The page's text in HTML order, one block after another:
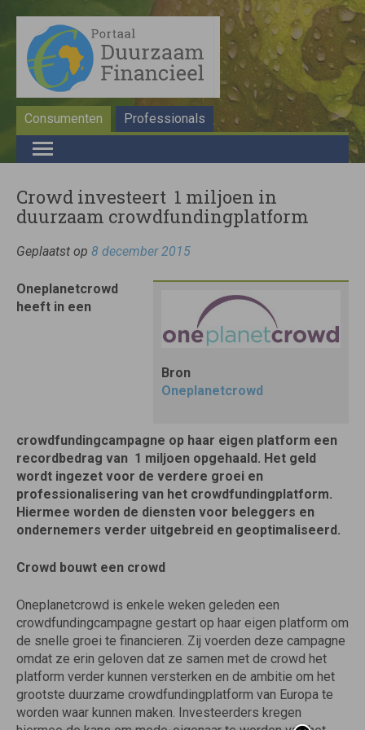
Consumenten Professionals
Crowd investeert  1 miljoen in
duurzaam crowdfundingplatform
Geplaatst op 8 december 2015
Bron
Oneplanetcrowd
Oneplanetcrowd
heeft in een
crowdfundingcampagne op haar eigen platform een
recordbedrag van  1 miljoen opgehaald. Het geld
wordt ingezet voor de verdere groei en
professionalisering van het crowdfundingplatform.
Hiermee worden de diensten voor beleggers en
ondernemers verder uitgebreid en geoptimaliseerd.
Crowd bouwt een crowd
Oneplanetcrowd is enkele weken geleden een
crowdfundingcampagne gestart op haar eigen platform om
de snelle groei te financieren. Zij voerden deze campagne
omdat ze erin geloven dat ze samen met de crowd het
platform verder kunnen versterken en de ambitie om het
grootste duurzame crowdfundingplatform van Europa te
worden waar kunnen maken. Investeerders kregen